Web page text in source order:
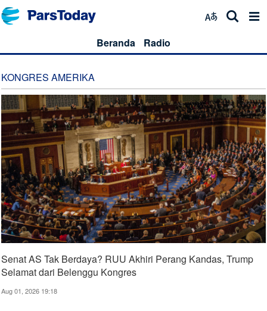
Beranda Radio
KONGRES AMERIKA
Senat AS Tak Berdaya? RUU Akhiri Perang Kandas, Trump
Selamat dari Belenggu Kongres
Aug 01, 2026 19:18